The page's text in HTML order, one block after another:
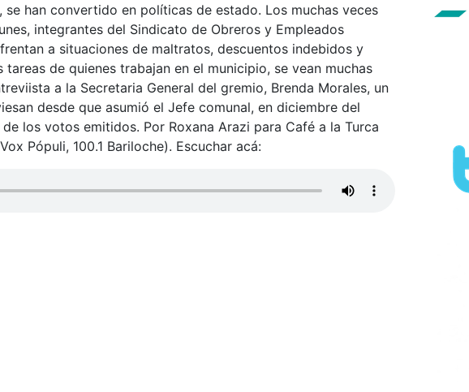
han convertido en políticas de estado. Los muchas veces
integrantes del Sindicato de Obreros y Empleados
a situaciones de maltratos, descuentos indebidos y
tareas de quienes trabajan en el municipio, se vean muchas
a la Secretaria General del gremio, Brenda Morales, un
desde que asumió el Jefe comunal, en diciembre del
los votos emitidos. Por Roxana Arazi para Café a la Turca
Pópuli, 100.1 Bariloche). Escuchar acá: